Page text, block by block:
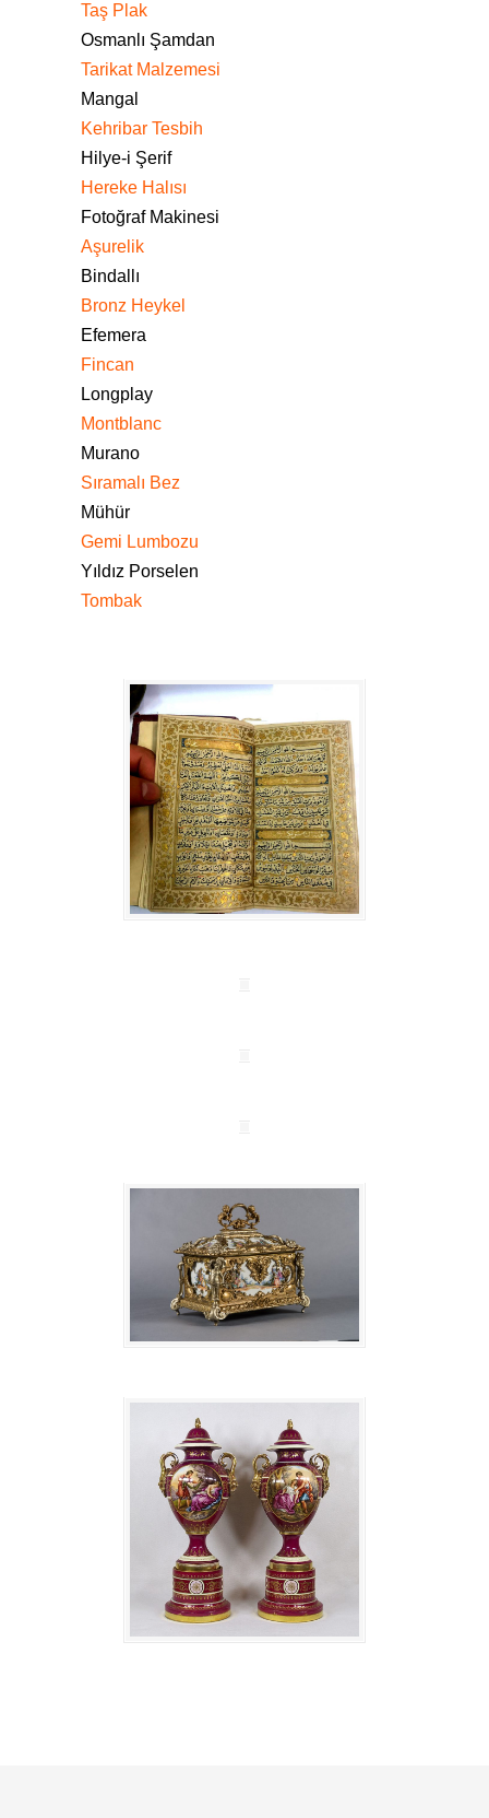
Taş Plak
Osmanlı Şamdan
Tarikat Malzemesi
Mangal
Kehribar Tesbih
Hilye-i Şerif
Hereke Halısı
Fotoğraf Makinesi
Aşurelik
Bindallı
Bronz Heykel
Efemera
Fincan
Longplay
Montblanc
Murano
Sıramalı Bez
Mühür
Gemi Lumbozu
Yıldız Porselen
Tombak